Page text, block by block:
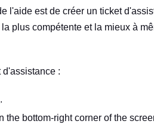
l'aide est de créer un ticket
plus compétente et la mieux à
d'assistance :
.
the bottom-right corner of the